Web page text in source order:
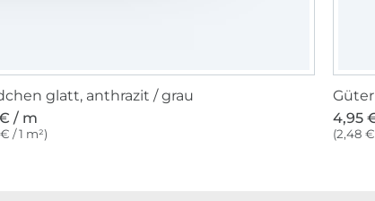
glatt, anthrazit / grau
/ m
/ 1 m²)
4,95
(2,48